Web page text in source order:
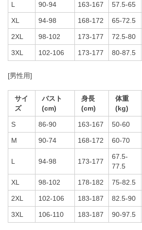
L 90-94 163-167 57.5-65
XL 94-98 168-172 65-72.5
2XL 98-102 173-177 72.5-80
3XL 102-106 173-177 80-87.5
[男性用]
サイ
ズ
バスト
(cm)
身長
(cm)
体重
(kg)
S 86-90 163-167 50-60
M 90-74 168-172 60-70
L 94-98 173-177
67.5-
77.5
XL 98-102 178-182 75-82.5
2XL 102-106 183-187 82.5-90
3XL 106-110 183-187 90-97.5